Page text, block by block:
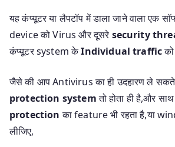
यह कंप्यूटर या लैपटॉप में डाला जाने वाला एक
device को Virus और दूसरे security
कंप्यूटर system केIndividual trafficको
जैसे की आप Antivirus का ही उदहारण ले
protection systemतो होता ही है,और साथ
protection का feature भी रहता है,या
लीजिए,